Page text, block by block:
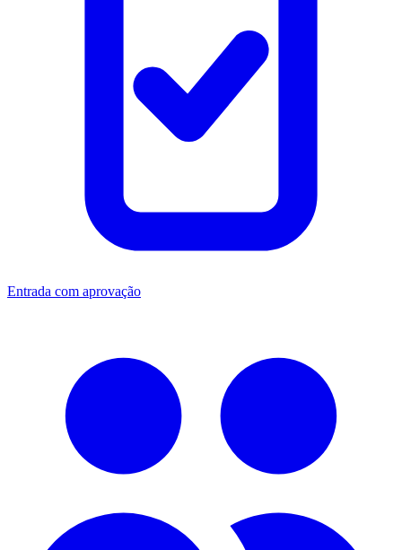
Entrada com aprovação